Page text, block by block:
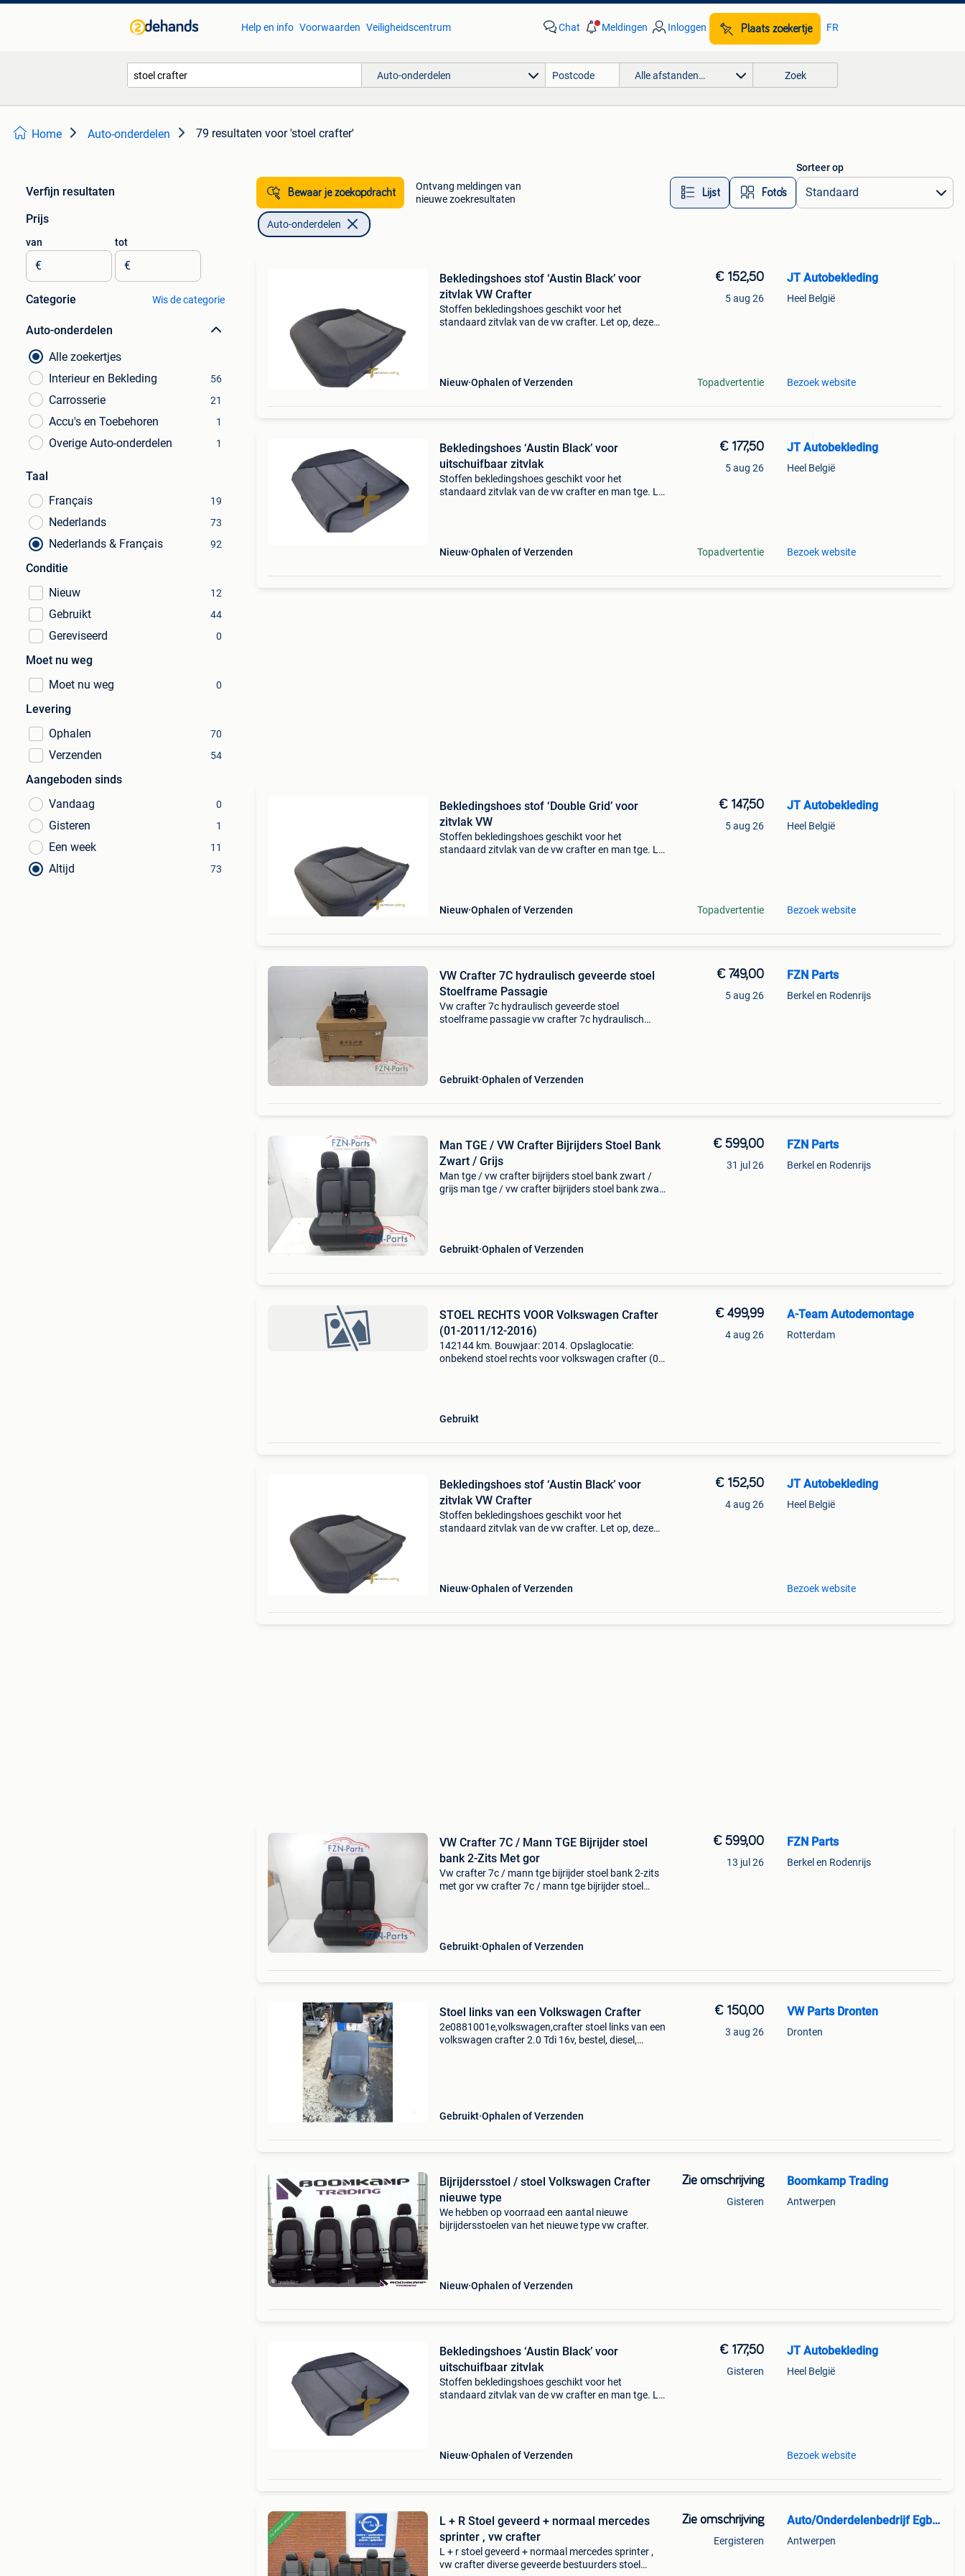
Help en info Voorwaarden Veiligheidscentrum Chat Meldingen Inloggen Plaats zoekertje FR
Auto-onderdelen Alle afstanden… Zoek
Home Auto-onderdelen 79 resultaten voor 'stoel crafter'
Verfijn resultaten
Prijs
van
€
tot
€
Categorie Wis de categorie
Auto-onderdelen
Alle zoekertjes
Interieur en Bekleding
56
Carrosserie 21
Accu's en Toebehoren 1
Overige Auto-onderdelen 1
Taal
Français
19
Nederlands 73
Nederlands & Français 92
Conditie
Nieuw
12
Gebruikt 44
Gereviseerd 0
Moet nu weg
Moet nu weg
0
Levering
Ophalen
70
Verzenden 54
Aangeboden sinds
Vandaag
0
Gisteren 1
Een week 11
Altijd 73
Bewaar je zoekopdracht
Ontvang meldingen van
nieuwe zoekresultaten
Lijst Foto’s
Sorteer op
Auto-onderdelen
Bekledingshoes stof ‘Austin Black’ voor
zitvlak VW Crafter
Stoffen bekledingshoes geschikt voor het
standaard zitvlak van de vw crafter. Let op, deze
Nieuw Ophalen of Verzenden
€ 152,50
5 aug 26
Topadvertentie
JT Autobekleding
Heel België
Bezoek website
Bekledingshoes ‘Austin Black’ voor
uitschuifbaar zitvlak
Stoffen bekledingshoes geschikt voor het
standaard zitvlak van de vw crafter en man tge. Let
Nieuw Ophalen of Verzenden
€ 177,50
5 aug 26
Topadvertentie
JT Autobekleding
Heel België
Bezoek website
Bekledingshoes stof ‘Double Grid’ voor
zitvlak VW
Stoffen bekledingshoes geschikt voor het
standaard zitvlak van de vw crafter en man tge. Let
Nieuw Ophalen of Verzenden
€ 147,50
5 aug 26
Topadvertentie
JT Autobekleding
Heel België
Bezoek website
VW Crafter 7C hydraulisch geveerde stoel
Stoelframe Passagie
Vw crafter 7c hydraulisch geveerde stoel
stoelframe passagie vw crafter 7c hydraulisch
Gebruikt Ophalen of Verzenden
€ 749,00
5 aug 26
FZN Parts
Berkel en Rodenrijs
Man TGE / VW Crafter Bijrijders Stoel Bank
Zwart / Grijs
Man tge / vw crafter bijrijders stoel bank zwart /
grijs man tge / vw crafter bijrijders stoel bank zwart
Gebruikt Ophalen of Verzenden
€ 599,00
31 jul 26
FZN Parts
Berkel en Rodenrijs
STOEL RECHTS VOOR Volkswagen Crafter
(01-2011/12-2016)
142144 km. Bouwjaar: 2014. Opslaglocatie:
onbekend stoel rechts voor volkswagen crafter (01-
Gebruikt
€ 499,99
4 aug 26
A-Team Autodemontage
Rotterdam
Bekledingshoes stof ‘Austin Black’ voor
zitvlak VW Crafter
Stoffen bekledingshoes geschikt voor het
standaard zitvlak van de vw crafter. Let op, deze
Nieuw Ophalen of Verzenden
€ 152,50
4 aug 26
JT Autobekleding
Heel België
Bezoek website
VW Crafter 7C / Mann TGE Bijrijder stoel
bank 2-Zits Met gor
Vw crafter 7c / mann tge bijrijder stoel bank 2-zits
met gor vw crafter 7c / mann tge bijrijder stoel
Gebruikt Ophalen of Verzenden
€ 599,00
13 jul 26
FZN Parts
Berkel en Rodenrijs
Stoel links van een Volkswagen Crafter
2e0881001e,volkswagen,crafter stoel links van een
volkswagen crafter 2.0 Tdi 16v, bestel, diesel,
Gebruikt Ophalen of Verzenden
€ 150,00
3 aug 26
VW Parts Dronten
Dronten
Bijrijdersstoel / stoel Volkswagen Crafter
nieuwe type
We hebben op voorraad een aantal nieuwe
bijrijdersstoelen van het nieuwe type vw crafter.
Nieuw Ophalen of Verzenden
Zie omschrijving
Gisteren
Boomkamp Trading
Antwerpen
Bekledingshoes ‘Austin Black’ voor
uitschuifbaar zitvlak
Stoffen bekledingshoes geschikt voor het
standaard zitvlak van de vw crafter en man tge. Let
Nieuw Ophalen of Verzenden
€ 177,50
Gisteren
JT Autobekleding
Heel België
Bezoek website
L + R Stoel geveerd + normaal mercedes
sprinter , vw crafter
L + r stoel geveerd + normaal mercedes sprinter ,
vw crafter diverse geveerde bestuurders stoel
Zie omschrijving
Eergisteren
Auto/Onderdelenbedrijf Egbert de Boer
Antwerpen